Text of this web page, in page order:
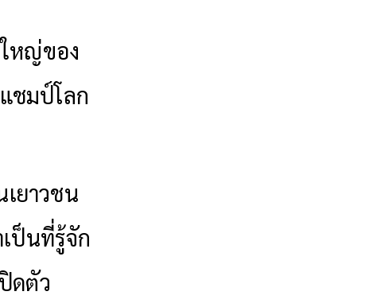
หญ่ของ
ชมป์โลก
ยาวชน
ป็นที่รู้จัก
ดตัว